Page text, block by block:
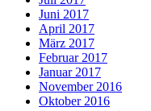
Juni 2017
April 2017
März 2017
Februar 2017
Januar 2017
November 2016
Oktober 2016